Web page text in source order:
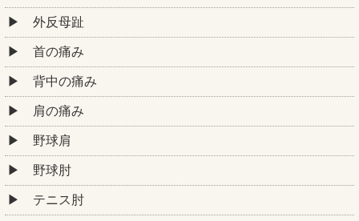
外反母趾
首の痛み
背中の痛み
肩の痛み
野球肩
野球肘
テニス肘